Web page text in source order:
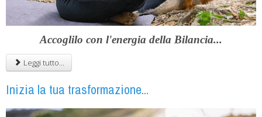
Accoglilo con l'energia della Bilancia...
Leggi tutto...
Inizia la tua trasformazione...